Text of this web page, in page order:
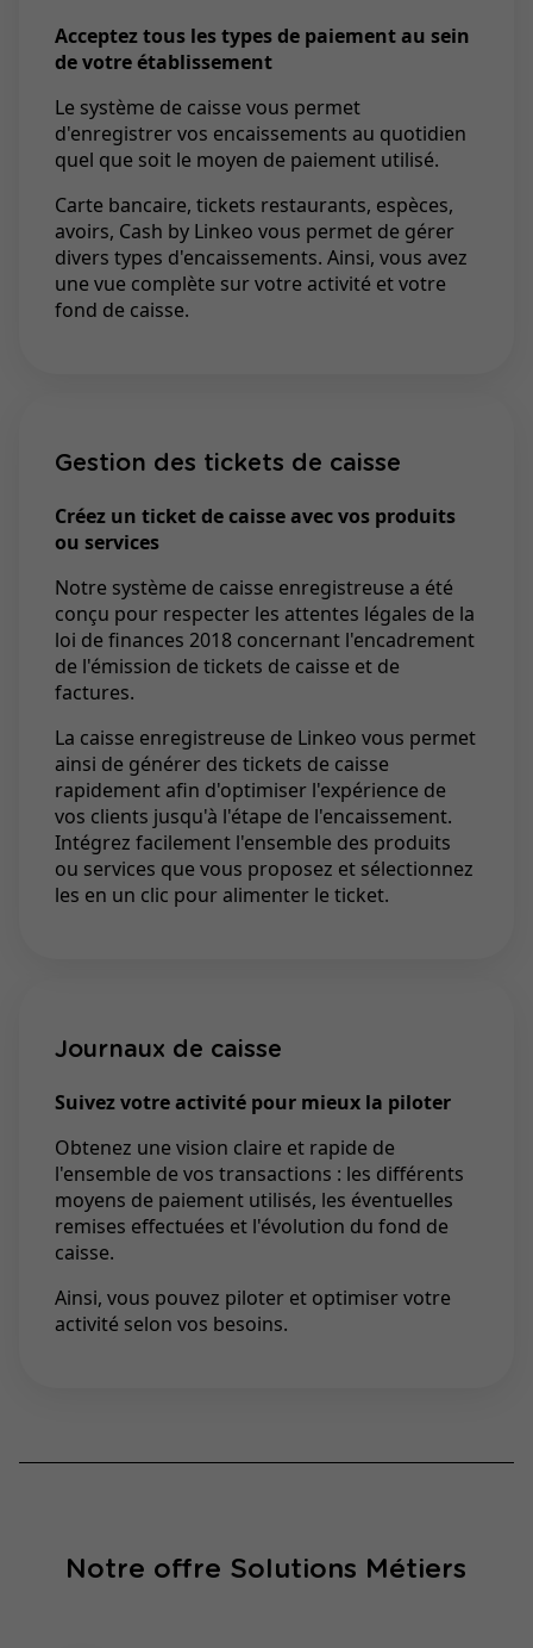
Acceptez tous les types de paiement au sein
de votre établissement
Le système de caisse vous permet
d'enregistrer vos encaissements au quotidien
quel que soit le moyen de paiement utilisé.
Carte bancaire, tickets restaurants, espèces,
avoirs, Cash by Linkeo vous permet de gérer
divers types d'encaissements. Ainsi, vous avez
une vue complète sur votre activité et votre
fond de caisse.
Gestion des tickets de caisse
Créez un ticket de caisse avec vos produits
ou services
Notre système de caisse enregistreuse a été
conçu pour respecter les attentes légales de la
loi de finances 2018 concernant l'encadrement
de l'émission de tickets de caisse et de
factures.
La caisse enregistreuse de Linkeo vous permet
ainsi de générer des tickets de caisse
rapidement afin d'optimiser l'expérience de
vos clients jusqu'à l'étape de l'encaissement.
Intégrez facilement l'ensemble des produits
ou services que vous proposez et sélectionnez
les en un clic pour alimenter le ticket.
Journaux de caisse
Suivez votre activité pour mieux la piloter
Obtenez une vision claire et rapide de
l'ensemble de vos transactions : les différents
moyens de paiement utilisés, les éventuelles
remises effectuées et l'évolution du fond de
caisse.
Ainsi, vous pouvez piloter et optimiser votre
activité selon vos besoins.
Notre offre Solutions Métiers